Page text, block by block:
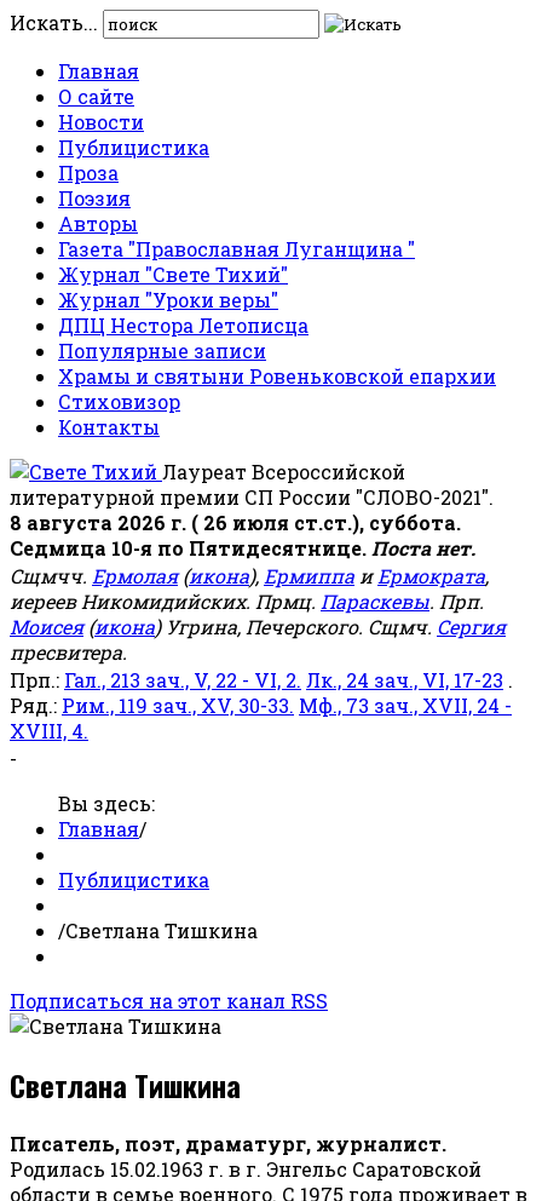
Искать...
Главная
О сайте
Новости
Публицистика
Проза
Поэзия
Авторы
Газета "Православная Луганщина "
Журнал "Свете Тихий"
Журнал "Уроки веры"
ДПЦ Нестора Летописца
Популярные записи
Храмы и святыни Ровеньковской епархии
Стиховизор
Контакты
Лауреат Всероссийской
литературной премии СП России "СЛОВО-2021".
8 августа 2026 г. ( 26 июля ст.ст.), суббота.
Седмица 10-я по Пятидесятнице. Поста нет.
Сщмчч. Ермолая(икона), Ермиппа иЕрмократа,
иереев Никомидийских. Прмц. Параскевы. Прп.
Моисея(икона) Угрина, Печерского. Сщмч. Сергия
пресвитера.
Прп.: Гал., 213 зач., V, 22 - VI, 2. Лк., 24 зач., VI, 17-23 .
Ряд.: Рим., 119 зач., XV, 30-33. Мф., 73 зач., XVII, 24 -
XVIII, 4.
-
Вы здесь:
Главная/
Публицистика
/Светлана Тишкина
Подписаться на этот канал RSS
Светлана Тишкина
Писатель, поэт, драматург, журналист.
Родилась 15.02.1963 г. в г. Энгельс Саратовской
области в семье военного. С 1975 года проживает в